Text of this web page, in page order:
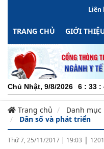
Liên
TRANG CHỦ GIỚI
Chủ Nhật, 9/8/2026 6 : 33 :
Trang chủ Danh mục
Dân số và phát triển
Thứ 7, 25/11/2017 | 19:03 | 1201